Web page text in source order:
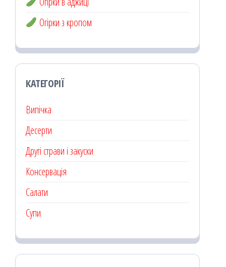
Огірки з кропом
КАТЕГОРІЇ
Випічка
Десерти
Другі страви і закуски
Консервація
Салати
Супи